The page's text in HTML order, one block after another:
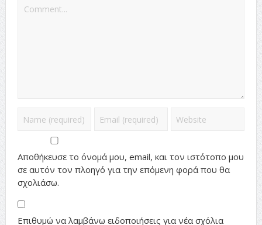
Αποθήκευσε το όνομά μου, email, και τον ιστότοπο μου
σε αυτόν τον πλοηγό για την επόμενη φορά που θα
σχολιάσω.
Επιθυμώ να λαμβάνω ειδοποιήσεις για νέα σχόλια